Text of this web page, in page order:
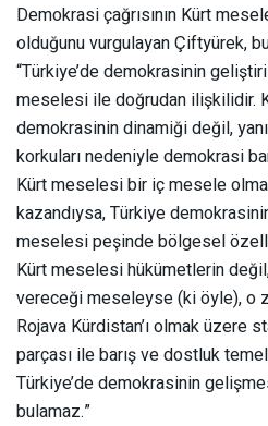
Demokrasi çağrısının Kürt
olduğunu vurgulayan Çiftyürek,
“Türkiye’de demokrasinin
meselesi ile doğrudan ilişkilidir.
demokrasinin dinamiği değil,
korkuları nedeniyle demokrasi
Kürt meselesi bir iç mesele
kazandıysa, Türkiye
meselesi peşinde bölgesel
Kürt meselesi hükümetlerin
vereceği meseleyse (ki öyle), o
Rojava Kürdistan’ı olmak üzere
parçası ile barış ve dostluk
Türkiye’de demokrasinin
bulamaz.”